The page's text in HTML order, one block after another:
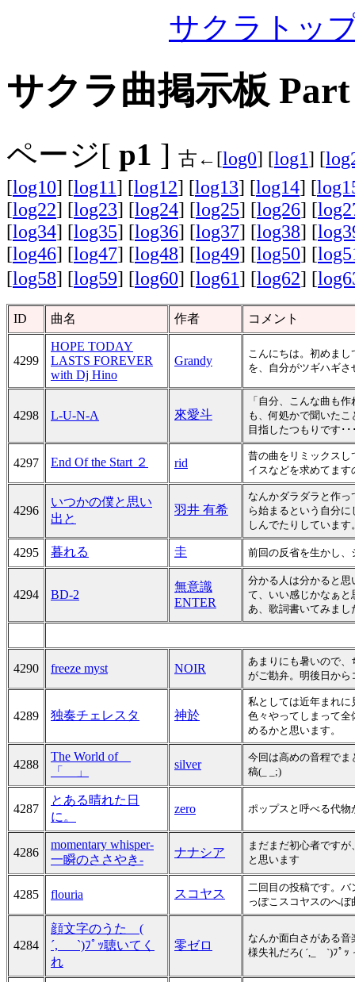
サクラトッ
サクラ曲掲示板
ページ[ p1 ] 古←[log0] [log1] [
[log10] [log11] [log12] [log13] [log14] [
[log22] [log23] [log24] [log25] [log26] [
[log34] [log35] [log36] [log37] [log38] [
[log46] [log47] [log48] [log49] [log50] [
[log58] [log59] [log60] [log61] [log62] [
ID 曲名 作者 コメント
4299
HOPE TODAY
LASTS FOREVER
with Dj Hino
Grandy
こんにちは。初めま
を、自分がツギハギ
4298 L-U-N-A 來愛斗
「自分、こんな曲も
も、何処かで聞いた
目指したつもりです･･
4297 End Of the Start ２ rid
昔の曲をリミックス
イスなどを求めてま
4296
いつかの僕と思い
出と
羽井 有希
なんかダラダラと作
ら始まるという自分
しんでたりしています
4295 暮れる 圭 前回の反省を生かし
4294 BD-2
無意識
ENTER
分かる人は分かると
て、いい感じかなぁ
あ、歌詞書いてみまし
4290 freeze myst NOIR
あまりにも暑いので
がご勘弁。明後日か
4289 独奏チェレスタ 神於
私としては近年まれ
色々やってしまって
めるかと思います。
4288
The World of
「 」
silver
今回は高めの音程でま
稿(_ _;)
4287
とある晴れた日
に。
zero ポップスと呼べる代
4286
momentary whisper-
一瞬のささやき-
ナナシア
まだまだ初心者です
と思います
4285 flouria スコヤス
二回目の投稿です。
っぽこスコヤスのへ
4284
顔文字のうた (
´,_ゝ`)ﾌﾟｯ聴いてく
れ
零ゼロ
なんか面白さがある
様失礼だろ( ´,_ゝ`)ﾌﾟ